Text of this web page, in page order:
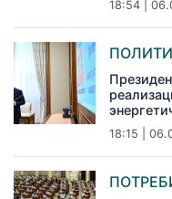
18:54 |
18:15 |